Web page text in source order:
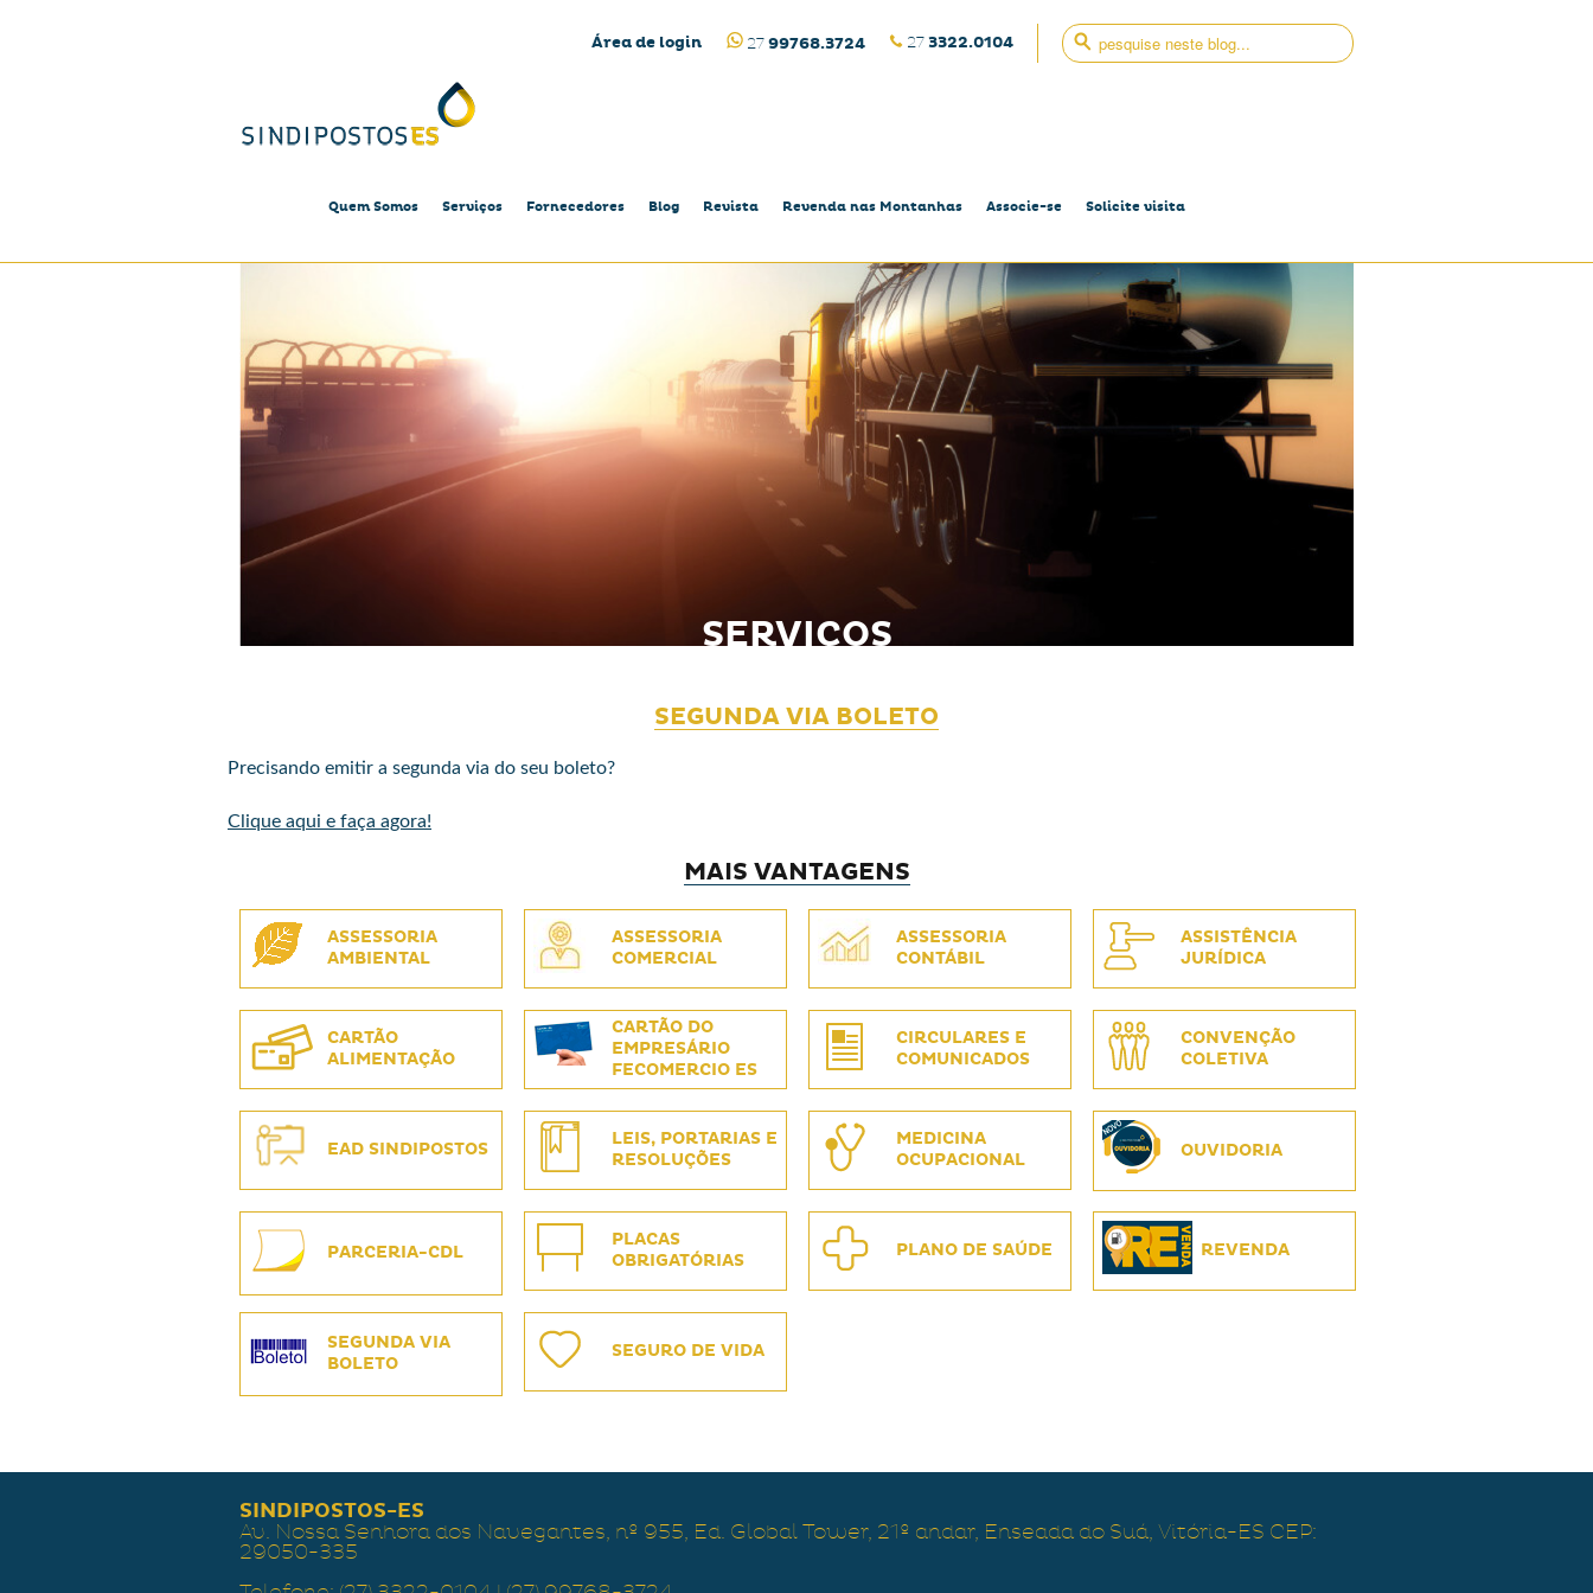
27 3322.0104
27 99768.3724
Área de login
Quem Somos Serviços Fornecedores Blog Revista Revenda nas Montanhas Associe-se Solicite visita
SERVIÇOS
SEGUNDA VIA BOLETO
Precisando emitir a segunda via do seu boleto?
Clique aqui e faça agora!
MAIS VANTAGENS
ASSESSORIA
AMBIENTAL
ASSESSORIA
COMERCIAL
ASSESSORIA
CONTÁBIL
ASSISTÊNCIA
JURÍDICA
CARTÃO
ALIMENTAÇÃO
CARTÃO DO
EMPRESÁRIO
FECOMERCIO ES
CIRCULARES E
COMUNICADOS
CONVENÇÃO
COLETIVA
EAD SINDIPOSTOS
LEIS, PORTARIAS E
RESOLUÇÕES
MEDICINA
OCUPACIONAL
OUVIDORIA
PARCERIA-CDL
PLACAS
OBRIGATÓRIAS
PLANO DE SAÚDE REVENDA
SEGUNDA VIA
BOLETO
SEGURO DE VIDA
SINDIPOSTOS-ES
Av. Nossa Senhora dos Navegantes, nº 955, Ed. Global Tower, 21º andar, Enseada do Suá, Vitória-ES CEP:
29050-335